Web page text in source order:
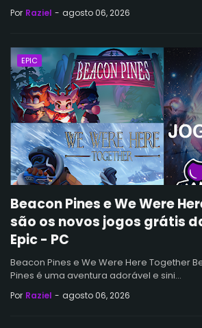
Por Raziel - agosto 06, 2026
EPIC
Beacon Pines e We Were
são os novos jogos grátis
Epic - PC
Beacon Pines e We Were Here Together
Pines é uma aventura adorável e sini…
Por Raziel - agosto 06, 2026